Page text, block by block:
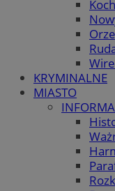
KRYMINALNE
MIASTO